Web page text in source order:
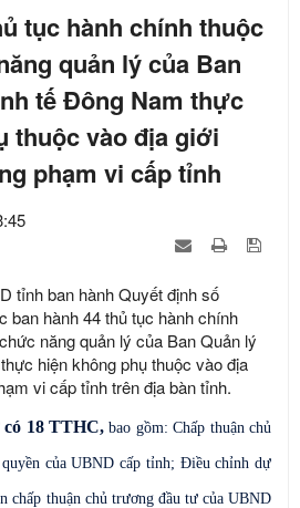
tục hành chính thuộc
quản lý của Ban
tế Đông Nam thực
thuộc vào địa giới
phạm vi cấp tỉnh
tỉnh ban hành Quyết định số
ban hành 44 thủ tục hành chính
năng quản lý của Ban Quản lý
hiện không phụ thuộc vào địa
vi cấp tỉnh trên địa bàn tỉnh.
có 18 TTHC,bao gồm: Chấp thuận chủ
của UBND cấp tỉnh; Điều chỉnh dự
chấp thuận chủ trương đầu tư của UBND